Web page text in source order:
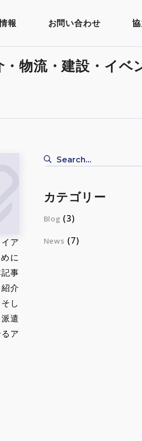
報 お問い合わせ
物流・建設・イベ
ア
に
事
介
し
遣
ア
Search
カテゴリー
Blog (3)
News (7)